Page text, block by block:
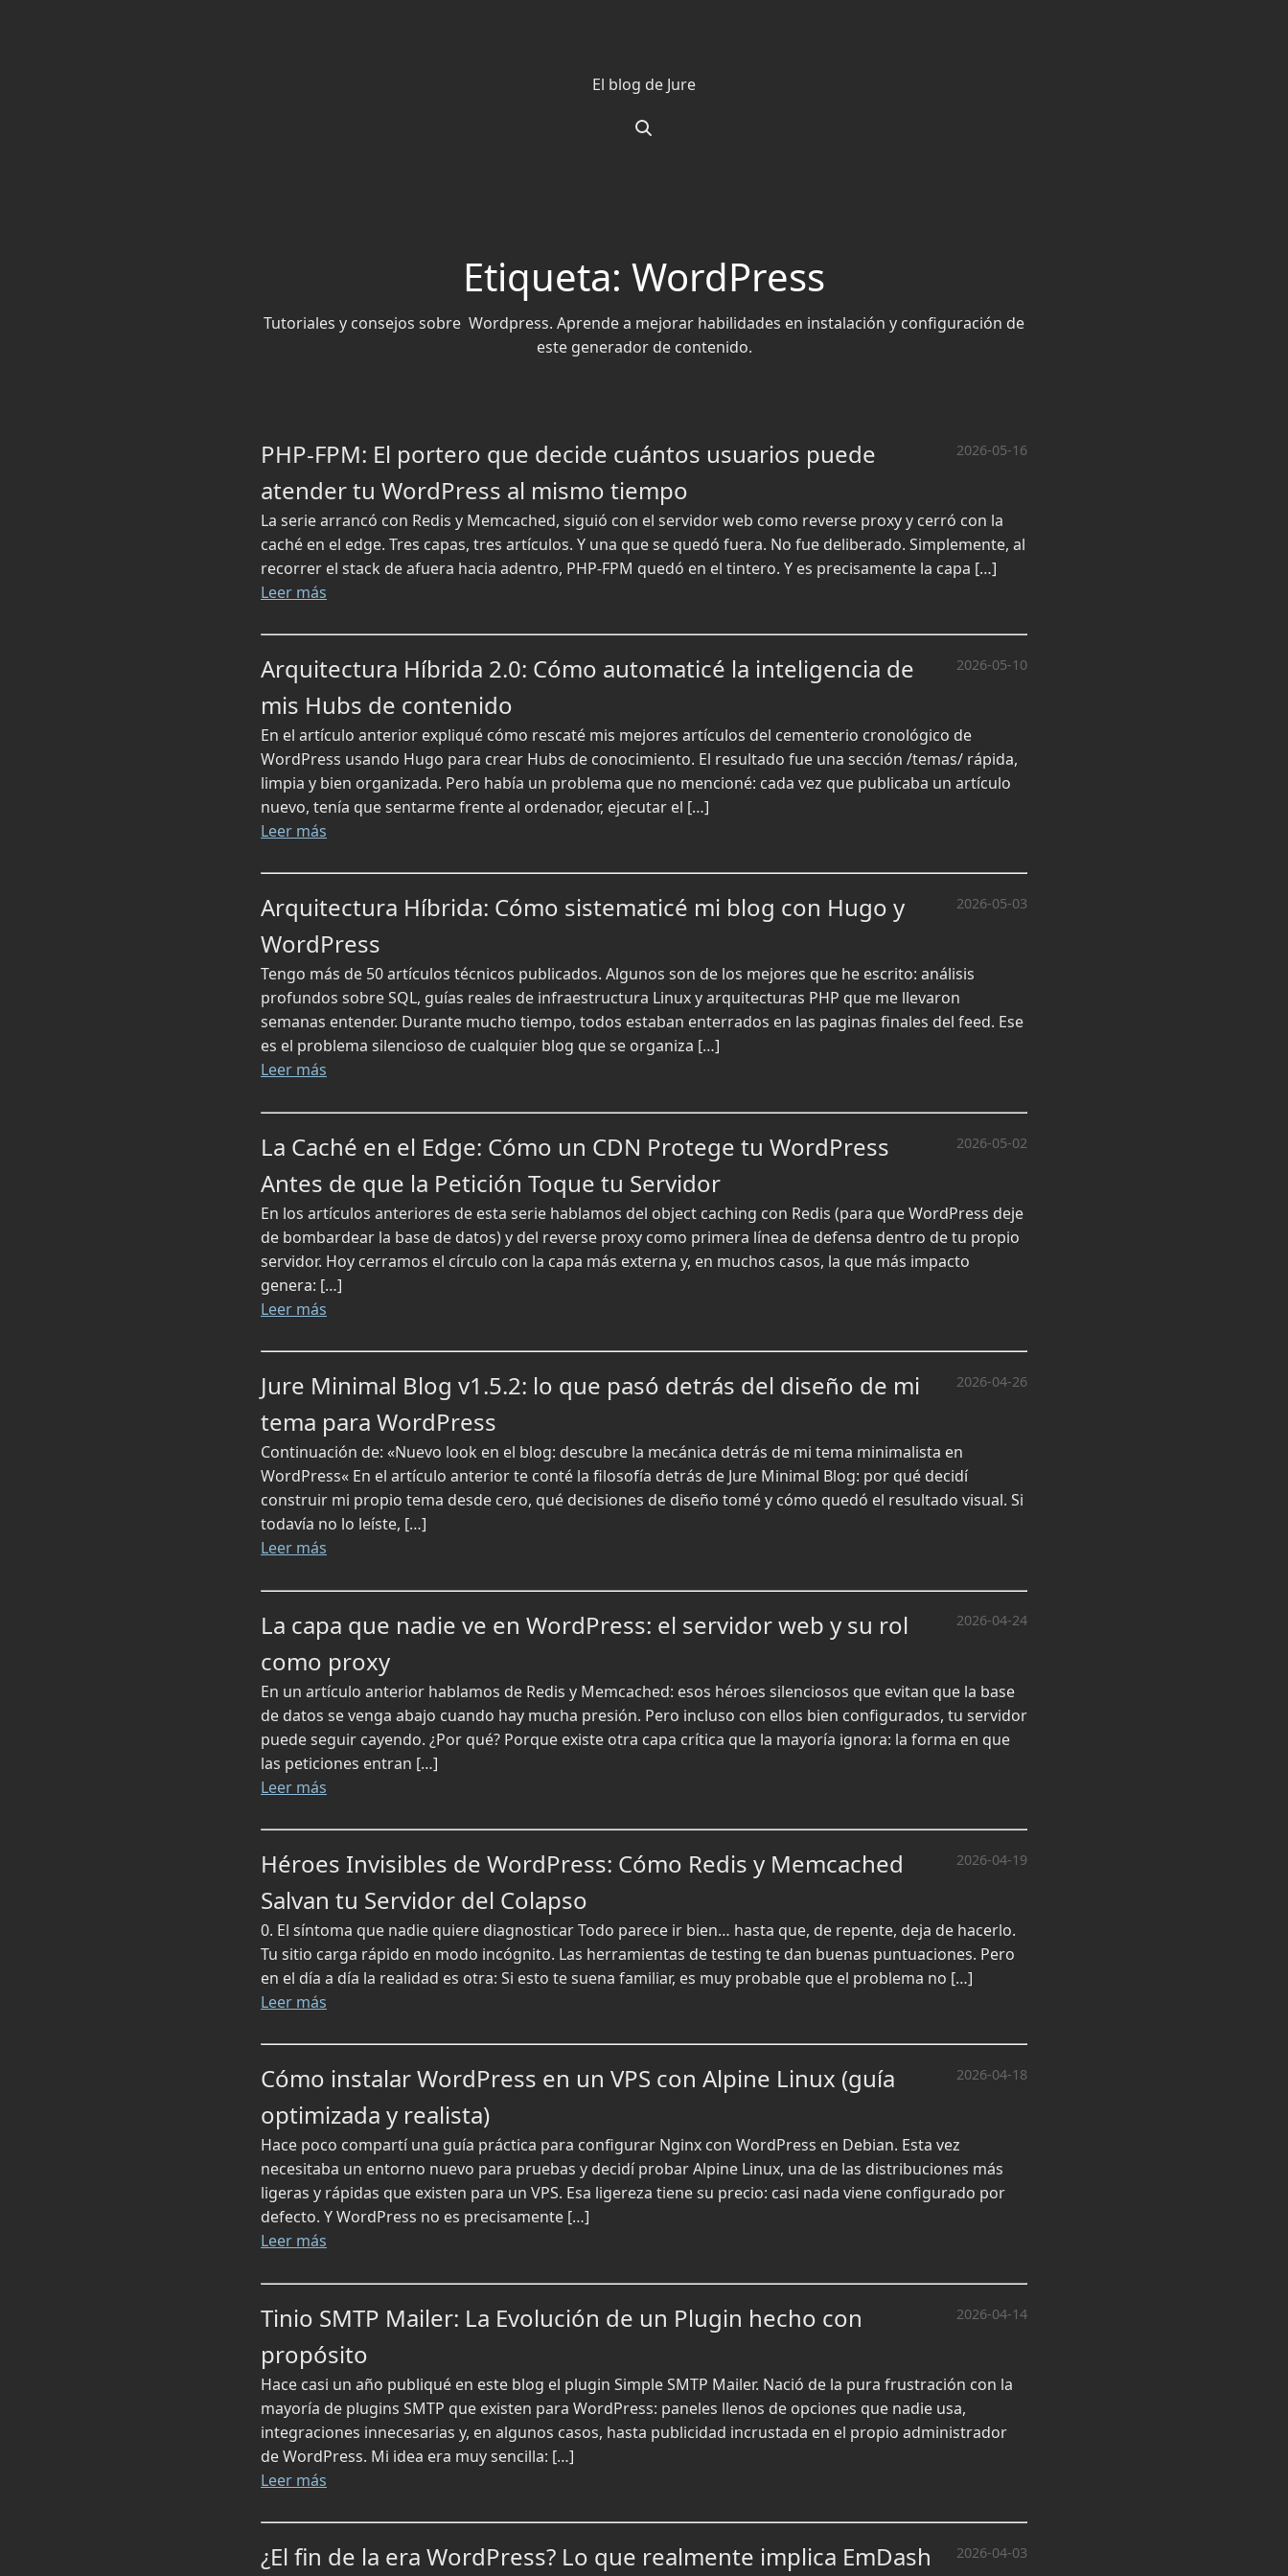
El blog de Jure
Etiqueta: WordPress
Tutoriales y consejos sobre Wordpress. Aprende a mejorar habilidades en instalación y configuración de
este generador de contenido.
PHP-FPM: El portero que decide cuántos usuarios puede
atender tu WordPress al mismo tiempo
2026-05-16
La serie arrancó con Redis y Memcached, siguió con el servidor web como reverse proxy y cerró con la
caché en el edge. Tres capas, tres artículos. Y una que se quedó fuera. No fue deliberado. Simplemente, al
recorrer el stack de afuera hacia adentro, PHP-FPM quedó en el tintero. Y es precisamente la capa […]
Leer más
Arquitectura Híbrida 2.0: Cómo automaticé la inteligencia de
mis Hubs de contenido
2026-05-10
En el artículo anterior expliqué cómo rescaté mis mejores artículos del cementerio cronológico de
WordPress usando Hugo para crear Hubs de conocimiento. El resultado fue una sección /temas/ rápida,
limpia y bien organizada. Pero había un problema que no mencioné: cada vez que publicaba un artículo
nuevo, tenía que sentarme frente al ordenador, ejecutar el […]
Leer más
Arquitectura Híbrida: Cómo sistematicé mi blog con Hugo y
WordPress
2026-05-03
Tengo más de 50 artículos técnicos publicados. Algunos son de los mejores que he escrito: análisis
profundos sobre SQL, guías reales de infraestructura Linux y arquitecturas PHP que me llevaron
semanas entender. Durante mucho tiempo, todos estaban enterrados en las paginas finales del feed. Ese
es el problema silencioso de cualquier blog que se organiza […]
Leer más
La Caché en el Edge: Cómo un CDN Protege tu WordPress
Antes de que la Petición Toque tu Servidor
2026-05-02
En los artículos anteriores de esta serie hablamos del object caching con Redis (para que WordPress deje
de bombardear la base de datos) y del reverse proxy como primera línea de defensa dentro de tu propio
servidor. Hoy cerramos el círculo con la capa más externa y, en muchos casos, la que más impacto
genera: […]
Leer más
Jure Minimal Blog v1.5.2: lo que pasó detrás del diseño de mi
tema para WordPress
2026-04-26
Continuación de: «Nuevo look en el blog: descubre la mecánica detrás de mi tema minimalista en
WordPress« En el artículo anterior te conté la filosofía detrás de Jure Minimal Blog: por qué decidí
construir mi propio tema desde cero, qué decisiones de diseño tomé y cómo quedó el resultado visual. Si
todavía no lo leíste, […]
Leer más
La capa que nadie ve en WordPress: el servidor web y su rol
como proxy
2026-04-24
En un artículo anterior hablamos de Redis y Memcached: esos héroes silenciosos que evitan que la base
de datos se venga abajo cuando hay mucha presión. Pero incluso con ellos bien configurados, tu servidor
puede seguir cayendo. ¿Por qué? Porque existe otra capa crítica que la mayoría ignora: la forma en que
las peticiones entran […]
Leer más
Héroes Invisibles de WordPress: Cómo Redis y Memcached
Salvan tu Servidor del Colapso
2026-04-19
0. El síntoma que nadie quiere diagnosticar Todo parece ir bien… hasta que, de repente, deja de hacerlo.
Tu sitio carga rápido en modo incógnito. Las herramientas de testing te dan buenas puntuaciones. Pero
en el día a día la realidad es otra: Si esto te suena familiar, es muy probable que el problema no […]
Leer más
Cómo instalar WordPress en un VPS con Alpine Linux (guía
optimizada y realista)
2026-04-18
Hace poco compartí una guía práctica para configurar Nginx con WordPress en Debian. Esta vez
necesitaba un entorno nuevo para pruebas y decidí probar Alpine Linux, una de las distribuciones más
ligeras y rápidas que existen para un VPS. Esa ligereza tiene su precio: casi nada viene configurado por
defecto. Y WordPress no es precisamente […]
Leer más
Tinio SMTP Mailer: La Evolución de un Plugin hecho con
propósito
2026-04-14
Hace casi un año publiqué en este blog el plugin Simple SMTP Mailer. Nació de la pura frustración con la
mayoría de plugins SMTP que existen para WordPress: paneles llenos de opciones que nadie usa,
integraciones innecesarias y, en algunos casos, hasta publicidad incrustada en el propio administrador
de WordPress. Mi idea era muy sencilla: […]
Leer más
¿El fin de la era WordPress? Lo que realmente implica EmDash 2026-04-03